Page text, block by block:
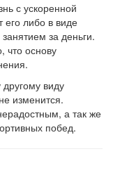
с ускоренной
либо в виде
за деньги.
что основу
виду
изменится.
а так же
побед.